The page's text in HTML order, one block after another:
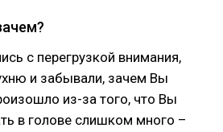
с перегрузкой внимания,
и забывали, зачем Вы
из-за того, что Вы
в голове слишком много –